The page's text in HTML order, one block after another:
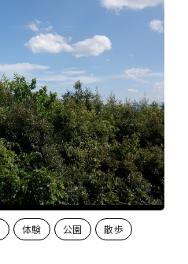
体験 公園
散歩